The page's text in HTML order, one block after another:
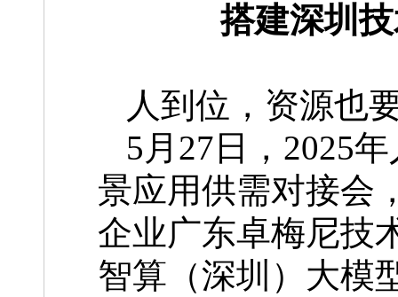
搭建深圳
人到位，资源也
5月27日，2025
景应用供需对接会
企业广东卓梅尼技
智算（深圳）大模